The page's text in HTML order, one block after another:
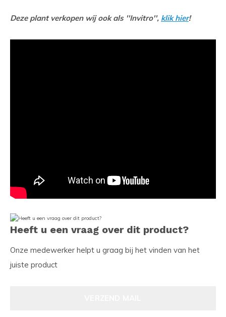
Deze plant verkopen wij ook als ''Invitro'', klik hier!
Heeft u een vraag over dit product?
Onze medewerker helpt u graag bij het vinden van het
juiste product